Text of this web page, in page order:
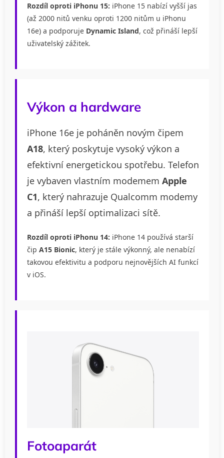
Rozdíl oproti iPhonu 15: iPhone 15 nabízí vyšší jas
(až 2000 nitů venku oproti 1200 nitům u iPhonu
16e) a podporuje Dynamic Island, což přináší lepší
uživatelský zážitek.
Výkon a hardware
iPhone 16e je poháněn novým čipem
A18, který poskytuje vysoký výkon a
efektivní energetickou spotřebu. Telefon
je vybaven vlastním modemem Apple
C1, který nahrazuje Qualcomm modemy
a přináší lepší optimalizaci sítě.
Rozdíl oproti iPhonu 14: iPhone 14 používá starší
čip A15 Bionic, který je stále výkonný, ale nenabízí
takovou efektivitu a podporu nejnovějších AI funkcí
v iOS.
Fotoaparát